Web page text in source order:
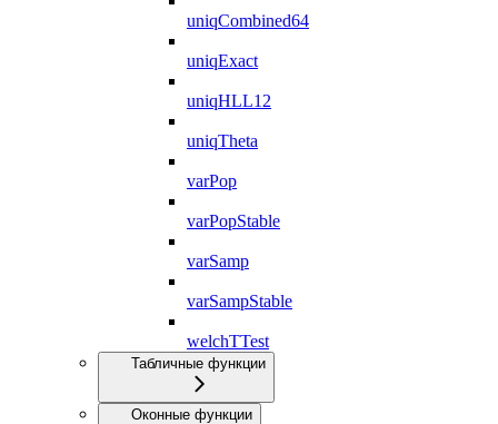
uniqCombined64
uniqExact
uniqHLL12
uniqTheta
varPop
varPopStable
varSamp
varSampStable
welchTTest
Табличные функции
Оконные функции